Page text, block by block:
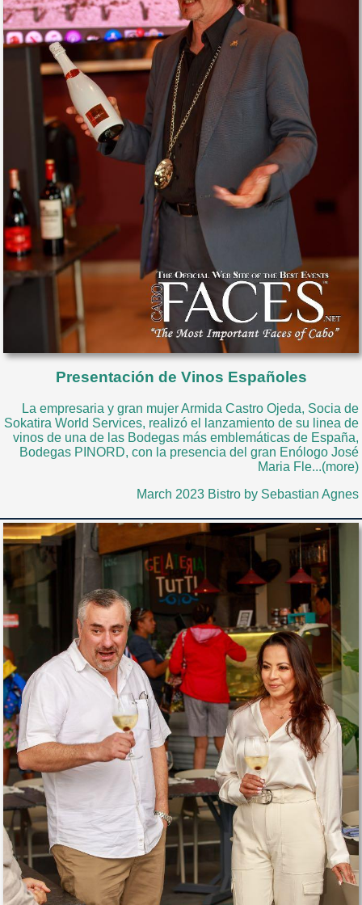
Presentación de Vinos Españoles
La empresaria y gran mujer Armida Castro Ojeda, Socia de
Sokatira World Services, realizó el lanzamiento de su linea de
vinos de una de las Bodegas más emblemáticas de España,
Bodegas PINORD, con la presencia del gran Enólogo José
Maria Fle...(more)
March 2023 Bistro by Sebastian Agnes